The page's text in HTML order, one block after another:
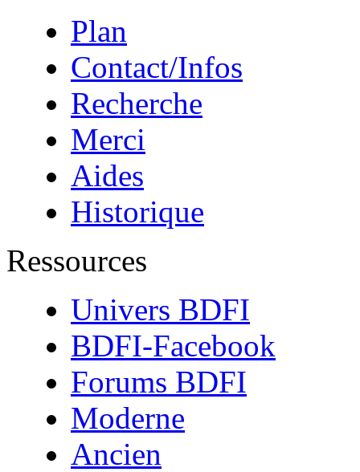
Plan
Contact/Infos
Recherche
Merci
Aides
Historique
Ressources
Univers BDFI
BDFI-Facebook
Forums BDFI
Moderne
Ancien